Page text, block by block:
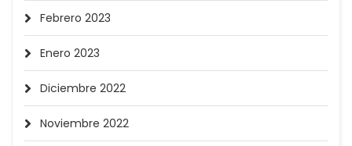
Febrero 2023
Enero 2023
Diciembre 2022
Noviembre 2022